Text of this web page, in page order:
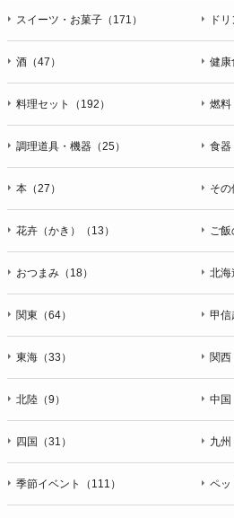
スイーツ・お菓子（171） ド
酒（47） 健康
料理セット（192） 燃料
調理道具・機器（25） 食器
本（27） その
花卉（かき）（13） ご飯
おつまみ（18） 北海
関東（64） 甲信
東海（33） 関西
北陸（9） 中国
四国（31） 九州
季節イベント（111） ペッ